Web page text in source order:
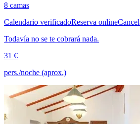
8 camas
Calendario verificadoReserva online
Todavía no se te cobrará nada.
31 €
pers./noche (aprox.)